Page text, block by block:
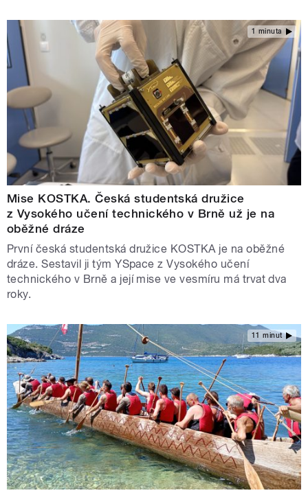
1 minuta
Mise KOSTKA. Česká studentská družice
z Vysokého učení technického v Brně už je na
oběžné dráze
První česká studentská družice KOSTKA je na oběžné
dráze. Sestavil ji tým YSpace z Vysokého učení
technického v Brně a její mise ve vesmíru má trvat dva
roky.
11 minut